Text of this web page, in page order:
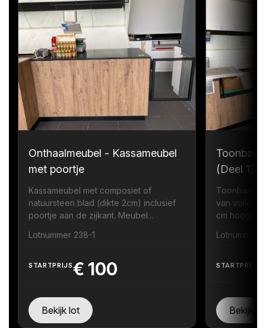
Onthaalmeubel - Kassameubel
met poortje
Kassameubel met composiet of
natuursteen blad (dikte 2cm) inclusief
poortje aan de zijkant. Meubel...
Lotnummer 238-1
STARTPRIJS€ 100
Bekijk lot
(Deel 1)
Toonbank
van
cm hoogte
Lotnummer
STARTPRIJS
Bekijk